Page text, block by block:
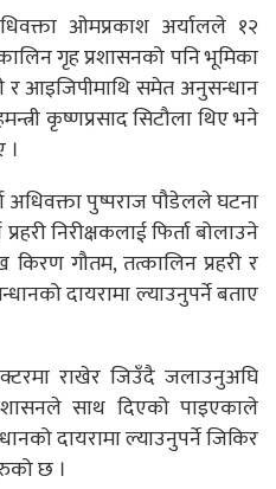
ओमप्रकाश अर्यालले १२
गृह प्रशासनको पनि भूमिका
र आइजिपीमाथि समेत अनुसन्धान
कृष्णप्रसाद सिटौला थिए भने
।
अधिवक्ता पुष्पराज पौडेलले घटना
निरीक्षकलाई फिर्ता बोलाउने
किरण गौतम, तत्कालिन प्रहरी र
दायरामा ल्याउनुपर्ने बताए
राखेर जिउँदै जलाउनुअघि
साथ दिएको पाइएकाले
दायरामा ल्याउनुपर्ने जिकिर
छ ।